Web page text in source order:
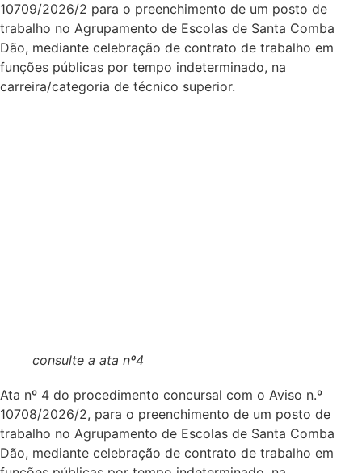
10709/2026/2 para o preenchimento de um posto de
trabalho no Agrupamento de Escolas de Santa Comba
Dão, mediante celebração de contrato de trabalho em
funções públicas por tempo indeterminado, na
carreira/categoria de técnico superior.
consulte a ata nº4
Ata nº 4 do procedimento concursal com o Aviso n.º
10708/2026/2, para o preenchimento de um posto de
trabalho no Agrupamento de Escolas de Santa Comba
Dão, mediante celebração de contrato de trabalho em